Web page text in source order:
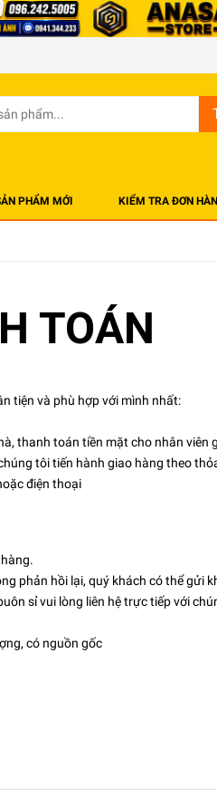
PHẨM MỚI KIỂM TRA ĐƠN
TOÁN
tiện và phù hợp với mình nhất:
thanh toán tiền mặt cho nhân viên
tôi tiến hành giao hàng theo
điện thoại
phản hồi lại, quý khách có thể gửi
sỉ vui lòng liên hệ trực tiếp với
có nguồn gốc